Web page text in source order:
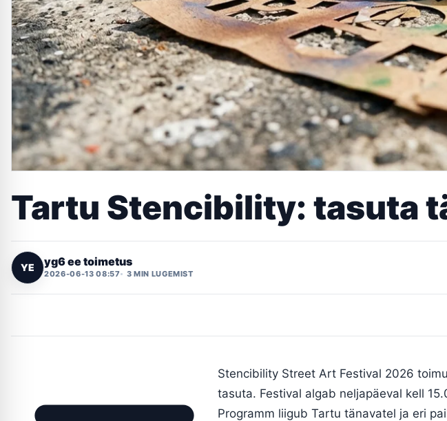
Tartu Stencibility: tasuta
YE yg6 ee toimetus
2026-06-13 08:57 3 MIN LUGEMIST
Stencibility Street Art Festival 2026
tasuta. Festival algab neljapäeval kell
Programm liigub Tartu tänavatel ja eri